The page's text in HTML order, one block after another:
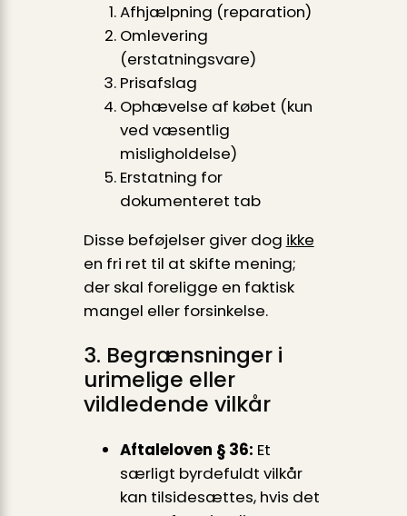
Afhjælpning (reparation)
Omlevering
(erstatningsvare)
Prisafslag
Ophævelse af købet (kun
ved væsentlig
misligholdelse)
Erstatning for
dokumenteret tab
Disse beføjelser giver dog ikke
en fri ret til at skifte mening;
der skal foreligge en faktisk
mangel eller forsinkelse.
3. Begrænsninger i
urimelige eller
vildledende vilkår
Aftaleloven § 36: Et
særligt byrdefuldt vilkår
kan tilsidesættes, hvis det